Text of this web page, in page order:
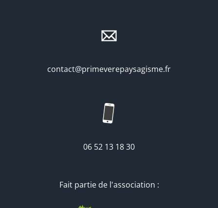
contact@primeverepaysagisme.fr
06 52 13 18 30
Fait partie de l'association :